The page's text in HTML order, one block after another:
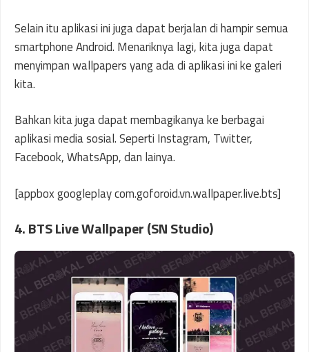
Selain itu aplikasi ini juga dapat berjalan di hampir semua
smartphone Android. Menariknya lagi, kita juga dapat
menyimpan wallpapers yang ada di aplikasi ini ke galeri
kita.
Bahkan kita juga dapat membagikanya ke berbagai
aplikasi media sosial. Seperti Instagram, Twitter,
Facebook, WhatsApp, dan lainya.
[appbox googleplay com.goforoid.vn.wallpaper.live.bts]
4. BTS Live Wallpaper (SN Studio)